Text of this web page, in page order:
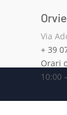
Via
+ 39
Orari
10:00